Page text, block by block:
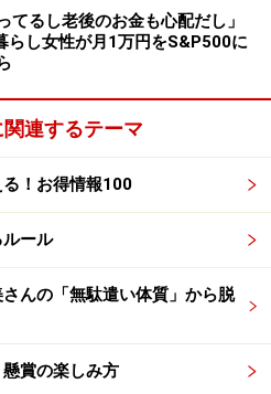
常にある
と、「外食は月に1、2回程度
物は特売日を意識し、無駄な
は散歩やテレビ、趣味の家庭
す」と回答。
月は「現預金から一時的に取
な出費がある月は支出を抑え
況だと言います。
療費や介護費用を考えると、
ります」と投稿者。「今後も
てるし老後のお金も心配だし」
らし女性が月1万円をS&P500に
連するテーマ
！お得情報100
ール
んの「無駄遣い体質」から脱
賞の楽しみ方